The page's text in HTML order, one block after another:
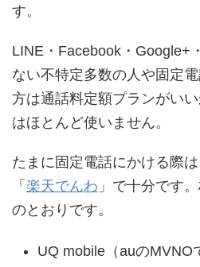
す。
LINE・Facebook・Google+
ない不特定多数の人や固定
方は通話料定額プランがい
はほとんど使いません。
たまに固定電話にかける際
「 楽天でんわ 」で十分です
のとおりです。
UQ mobile（auのMVNO